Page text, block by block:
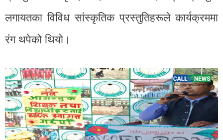
लगायतका विविध सांस्कृतिक प्रस्तुतिहरूले कार्यक्रममा
रंग थपेको थियो।